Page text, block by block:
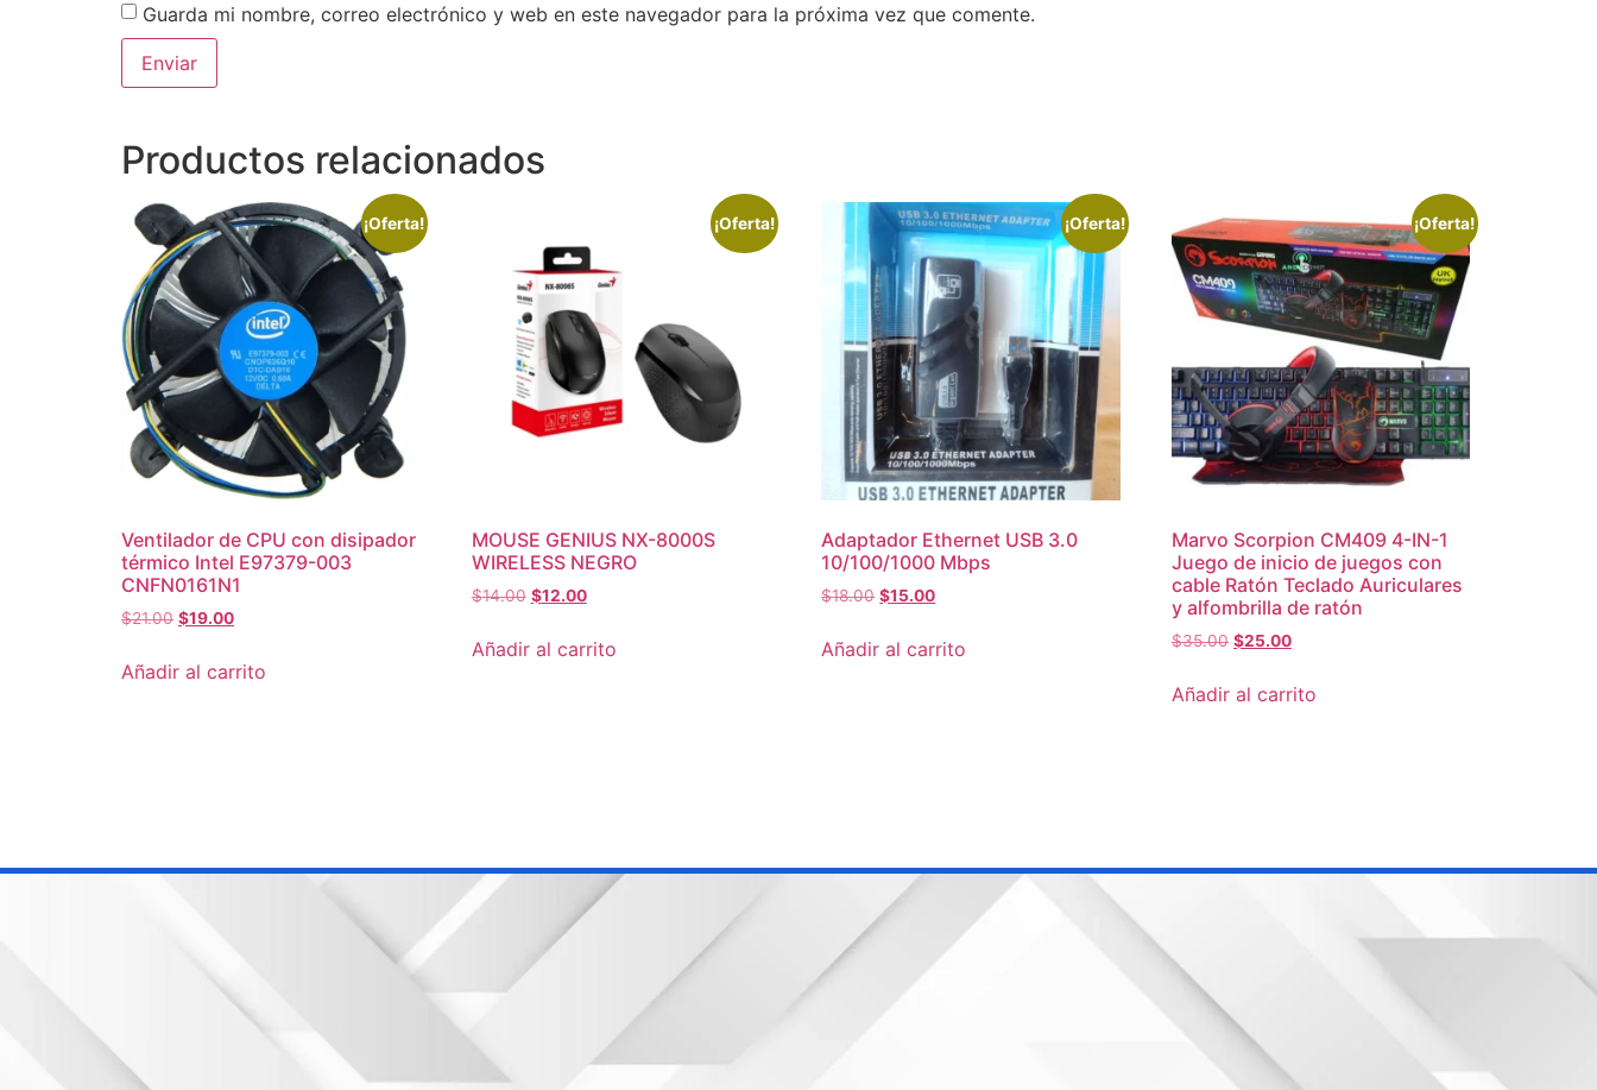
Guarda mi nombre, correo electrónico y web en este navegador para la próxima vez que comente.
Productos relacionados
¡Oferta!
Ventilador de CPU con disipador
térmico Intel E97379-003
CNFN0161N1
$21.00 $19.00
Añadir al carrito
¡Oferta!
MOUSE GENIUS NX-8000S
WIRELESS NEGRO
$14.00 $12.00
Añadir al carrito
¡Oferta!
Adaptador Ethernet USB 3.0
10/100/1000 Mbps
$18.00 $15.00
Añadir al carrito
¡Oferta!
Marvo Scorpion CM409 4-IN-1
Juego de inicio de juegos con
cable Ratón Teclado Auriculares
y alfombrilla de ratón
$35.00 $25.00
Añadir al carrito